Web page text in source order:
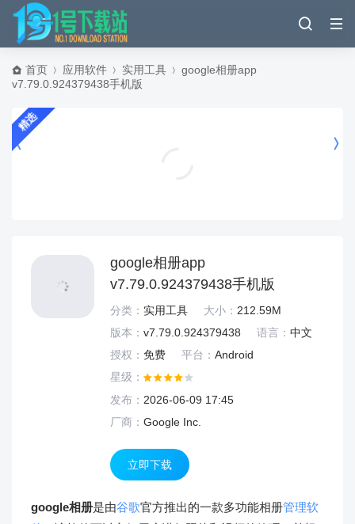
首页 应用软件 实用工具
google相册app
v7.79.0.924379438手机版
精选
google相册app
v7.79.0.924379438手机版
分类： 实用工具 大小： 212.59M
版本： v7.79.0.924379438 语言： 中文
授权： 免费 平台： Android
星级：
发布： 2026-06-09 17:45
厂商： Google Inc.
立即下载
google相册是由谷歌官方推出的一款多功能相册管理软